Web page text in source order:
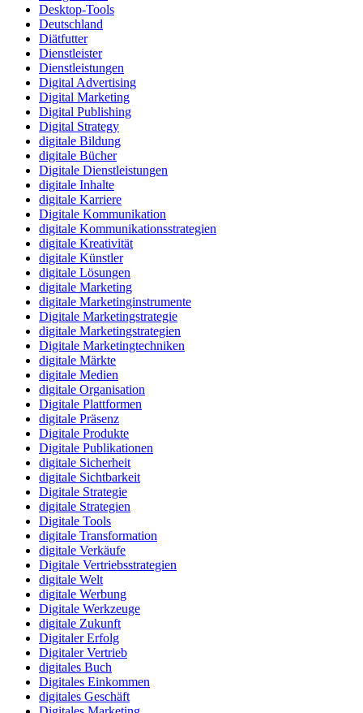
Desktop-Tools
Deutschland
Diätfutter
Dienstleister
Dienstleistungen
Digital Advertising
Digital Marketing
Digital Publishing
Digital Strategy
digitale Bildung
digitale Bücher
Digitale Dienstleistungen
digitale Inhalte
digitale Karriere
Digitale Kommunikation
digitale Kommunikationsstrategien
digitale Kreativität
digitale Künstler
digitale Lösungen
digitale Marketing
digitale Marketinginstrumente
Digitale Marketingstrategie
digitale Marketingstrategien
Digitale Marketingtechniken
digitale Märkte
digitale Medien
digitale Organisation
Digitale Plattformen
digitale Präsenz
Digitale Produkte
Digitale Publikationen
digitale Sicherheit
digitale Sichtbarkeit
Digitale Strategie
digitale Strategien
Digitale Tools
digitale Transformation
digitale Verkäufe
Digitale Vertriebsstrategien
digitale Welt
digitale Werbung
Digitale Werkzeuge
digitale Zukunft
Digitaler Erfolg
Digitaler Vertrieb
digitales Buch
Digitales Einkommen
digitales Geschäft